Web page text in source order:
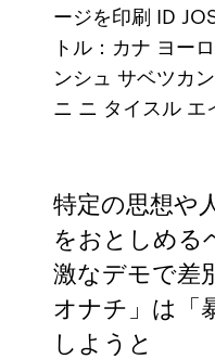
ージを印刷 ID
トル：カナ ヨー
ンシュ サベツカ
ニ ニ タイスル エ
特定の思想や
をおとしめる
激なデモで差
オナチ」は「
しようと